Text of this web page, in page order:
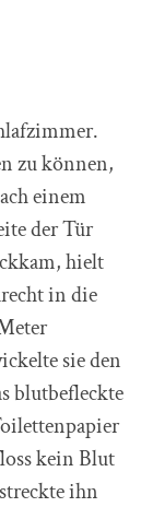
zu können,
einem
der Tür
hielt
in die
sie den
blutbefleckte
kein Blut
ihn